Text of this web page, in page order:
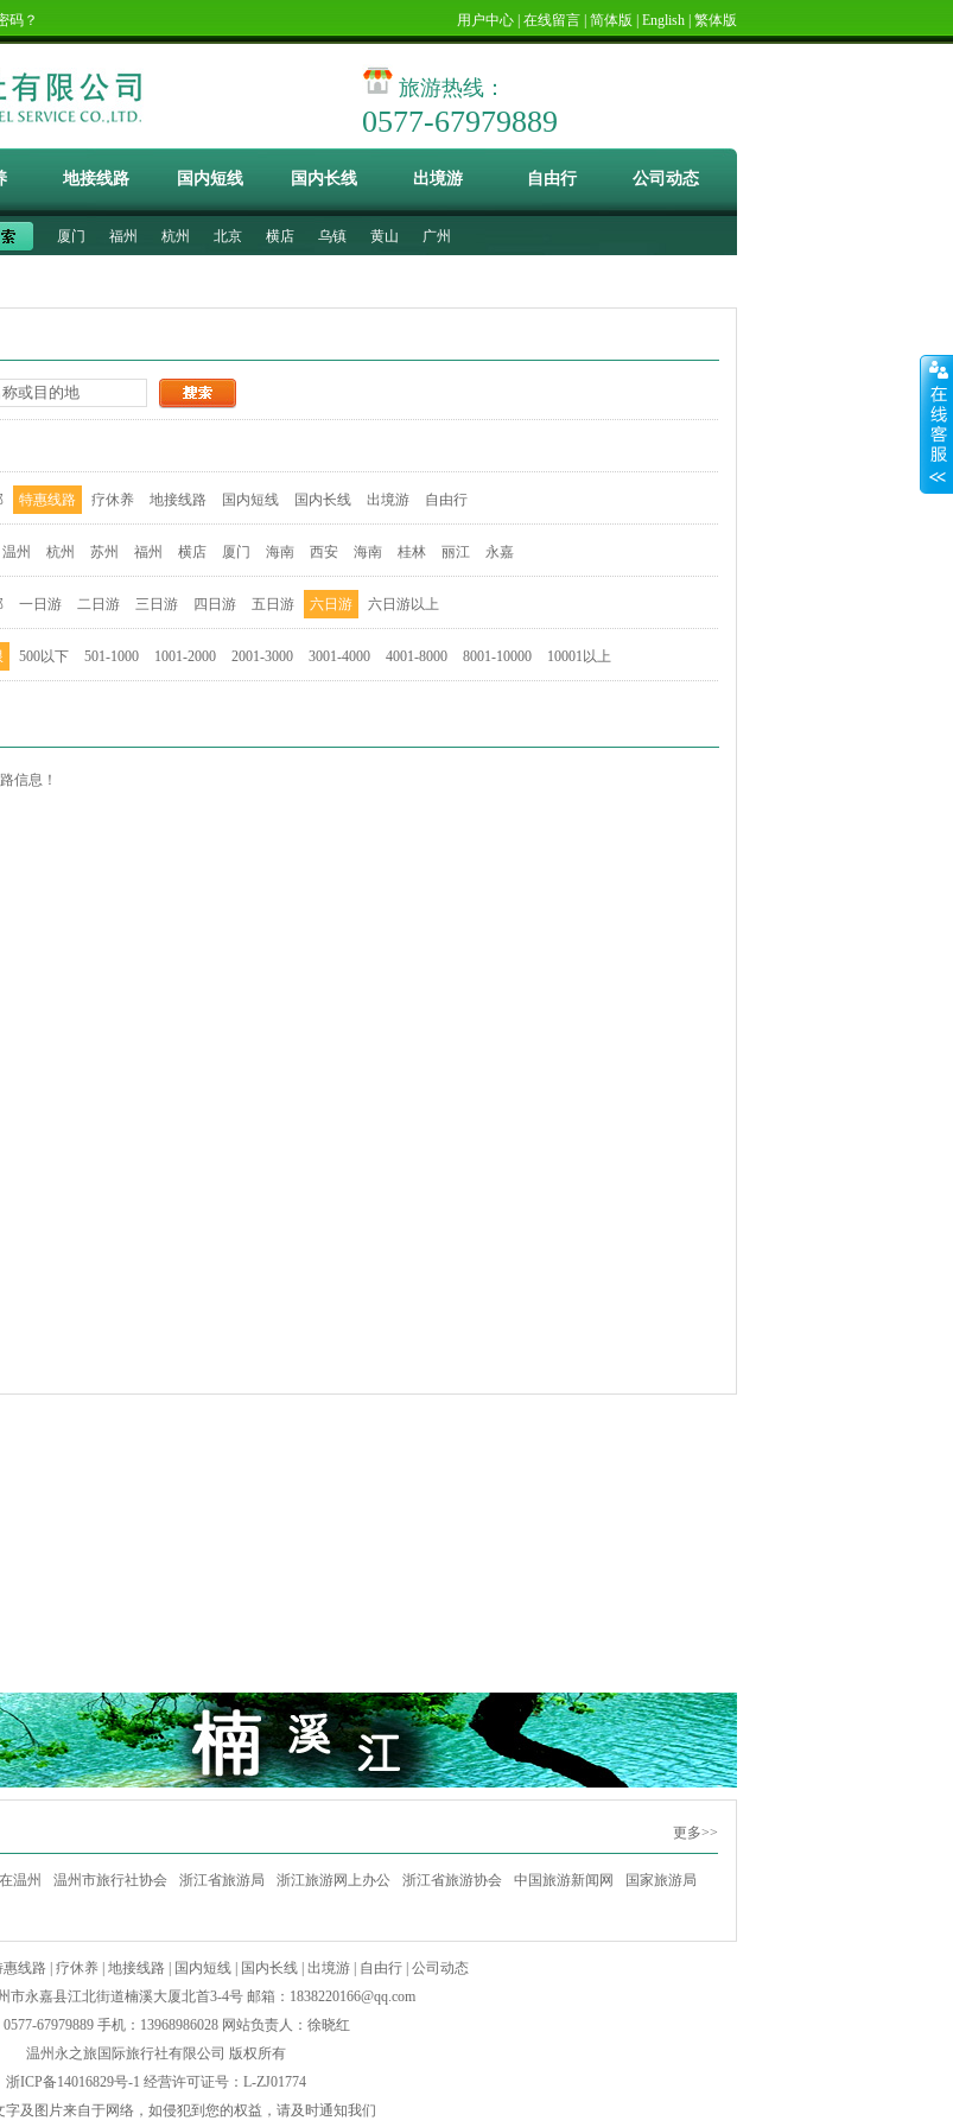
码？ 用户中心 在线留言 简体版 English 繁体版
旅游热线：
0577-67979889
地接线路 国内短线 国内长线 出境游 自由行 公司动态
厦门 福州 杭州 北京 横店 乌镇 黄山 广州
特惠线路 疗休养 地接线路 国内短线 国内长线 出境游 自由行
温州 杭州 苏州 福州 横店 厦门 海南 西安 海南 桂林 丽江 永嘉
一日游 二日游 三日游 四日游 五日游 六日游 六日游以上
500以下 501-1000 1001-2000 2001-3000 3001-4000 4001-8000 8001-10000 10001以上
信息！
更多>>
温州 温州市旅行社协会 浙江省旅游局 浙江旅游网上办公 浙江省旅游协会 中国旅游新闻网
国家旅游局
惠线路 疗休养 地接线路 国内短线 国内长线 出境游 自由行 公司动态
市永嘉县江北街道楠溪大厦北首3-4号 邮箱： 1838220166@qq.com
67979889 手机：13968986028 网站负责人：徐晓红
温州永之旅国际旅行社有限公司 版权所有
浙ICP备14016829号-1 经营许可证号：L-ZJ01774
字及图片来自于网络，如侵犯到您的权益，请及时通知我们